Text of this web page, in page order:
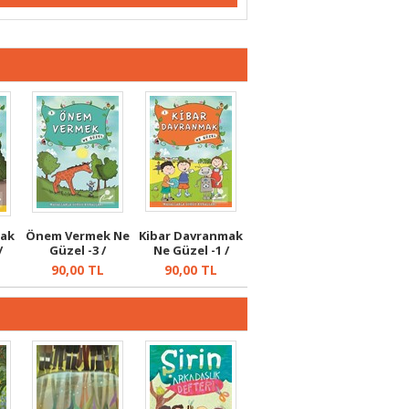
Önem Vermek Ne
Güzel -3 /
Masallarla Gör...
90,00 TL
Kibar Davranmak
Ne Güzel -1 /
Masallarla...
90,00 TL